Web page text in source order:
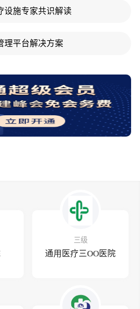
设施专家共识解读
理平台解决方案
三级
通用医疗三OO医院